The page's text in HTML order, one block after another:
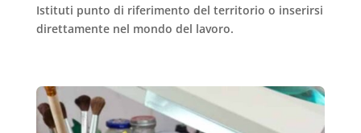
Istituti punto di riferimento del territorio o inserirsi
direttamente nel mondo del lavoro.